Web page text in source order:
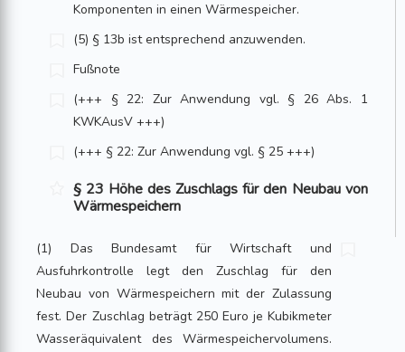
Komponenten in einen Wärmespeicher.
(5) § 13b ist entsprechend anzuwenden.
Fußnote
(+++ § 22: Zur Anwendung vgl. § 26 Abs. 1
KWKAusV +++)
(+++ § 22: Zur Anwendung vgl. § 25 +++)
§ 23 Höhe des Zuschlags für den Neubau von
Wärmespeichern
(1) Das Bundesamt für Wirtschaft und
Ausfuhrkontrolle legt den Zuschlag für den
Neubau von Wärmespeichern mit der Zulassung
fest. Der Zuschlag beträgt 250 Euro je Kubikmeter
Wasseräquivalent des Wärmespeichervolumens.